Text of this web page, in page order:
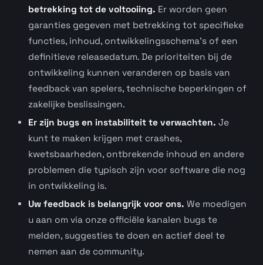
betrekking tot de voltooiing. Er worden geen
garanties gegeven met betrekking tot specifieke
functies, inhoud, ontwikkelingsschema’s of een
definitieve releasedatum. De prioriteiten bij de
ontwikkeling kunnen veranderen op basis van
feedback van spelers, technische beperkingen of
zakelijke beslissingen.
Er zijn bugs en instabiliteit te verwachten. Je
kunt te maken krijgen met crashes,
kwetsbaarheden, ontbrekende inhoud en andere
problemen die typisch zijn voor software die nog
in ontwikkeling is.
Uw feedback is belangrijk voor ons. We moedigen
u aan om via onze officiële kanalen bugs te
melden, suggesties te doen en actief deel te
nemen aan de community.